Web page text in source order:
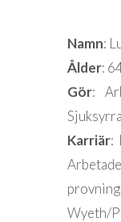
Namn:
Ålder:
Gör:
Karriär:
Wyeth/